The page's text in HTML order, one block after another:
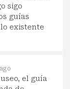
sigo
guías
existente
el guía